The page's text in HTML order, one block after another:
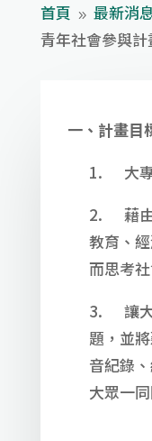
首頁 9 最新消
青年社會參與計
一、計畫目
1. 大專
2. 藉由
教育、
而思考
3. 讓大
題，並
音紀錄
大眾一